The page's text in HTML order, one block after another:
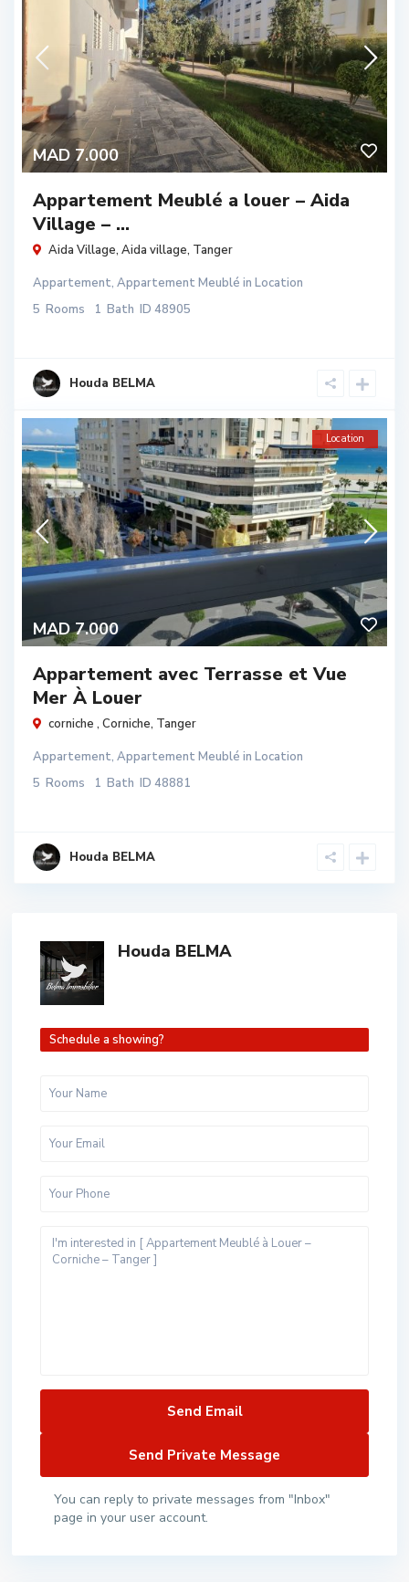
MAD 7.000
Appartement Meublé a louer – Aida
Village – ...
Aida Village, Aida village, Tanger
Appartement, Appartement Meublé in Location
5 Rooms 1 Bath ID 48905
Houda BELMA
MAD 7.000
Location
Appartement avec Terrasse et Vue
Mer À Louer
corniche , Corniche, Tanger
Appartement, Appartement Meublé in Location
5 Rooms 1 Bath ID 48881
Houda BELMA
Houda BELMA
Schedule a showing?
You can reply to private messages from "Inbox"
page in your user account.